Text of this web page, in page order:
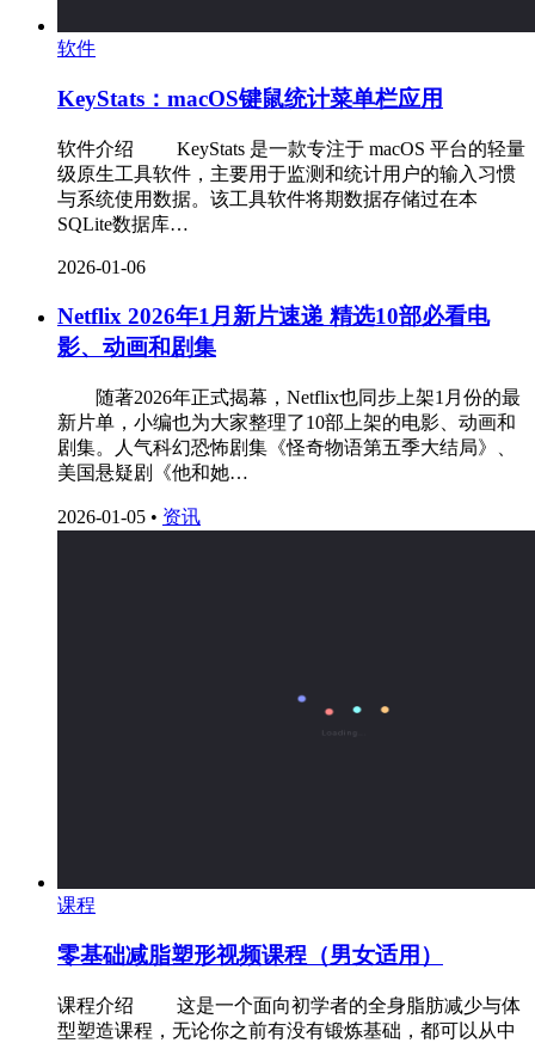
软件
KeyStats：macOS键鼠统计菜单栏应用
软件介绍 ‌ KeyStats 是一款专注于 macOS 平台的轻量
级原生工具软件，主要用于监测和统计用户的输入习惯
与系统使用数据。该工具软件将期数据存储过在本
SQLite数据库…
2026-01-06
Netflix 2026年1月新片速递 精选10部必看电
影、动画和剧集
‌ 随著2026年正式揭幕，Netflix也同步上架1月份的最
新片单，小编也为大家整理了10部上架的电影、动画和
剧集。人气科幻恐怖剧集《怪奇物语第五季大结局》、
美国悬疑剧《他和她…
2026-01-05 • 资讯
课程
零基础减脂塑形视频课程（男女适用）
课程介绍 ‌ 这是一个面向初学者的全身脂肪减少与体
型塑造课程，无论你之前有没有锻炼基础，都可以从中